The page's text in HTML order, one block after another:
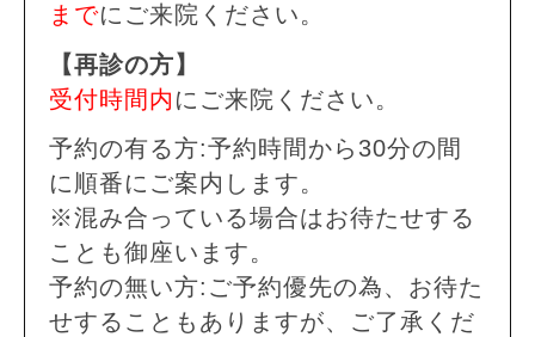
までにご来院ください。
【再診の方】
受付時間内 にご来院ください。
予約の有る方:予約時間から30分の間
に順番にご案内します。
※混み合っている場合はお待たせする
ことも御座います。
予約の無い方:ご予約優先の為、お待た
せすることもありますが、ご了承くだ